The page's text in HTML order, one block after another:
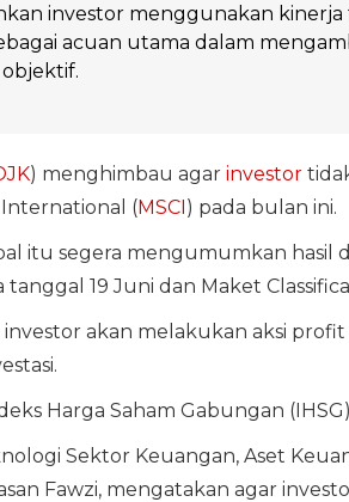
investor menggunakan
acuan utama dalam
objektif.
) menghimbau agar investor
(MSCI) pada bulan ini.
itu segera mengumumkan hasil
19 Juni dan Maket
akan melakukan aksi
Harga Saham Gabungan
Sektor Keuangan, Aset
Fawzi, mengatakan agar